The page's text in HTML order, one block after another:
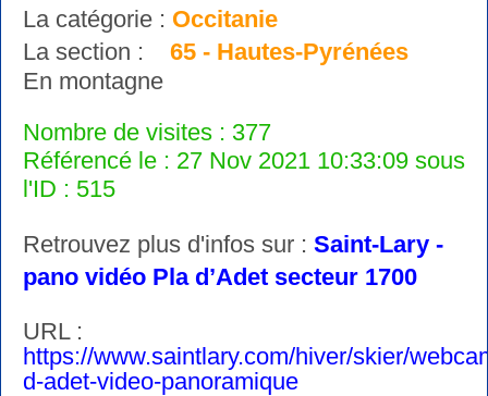
La catégorie : Occitanie
La section : 65 - Hautes-Pyrénées
En montagne
Nombre de visites : 377
Référencé le : 27 Nov 2021 10:33:09 sous
l'ID : 515
Retrouvez plus d'infos sur : Saint-Lary -
pano vidéo Pla d’Adet secteur 1700
URL :
https://www.saintlary.com/hiver/skier/
d-adet-video-panoramique